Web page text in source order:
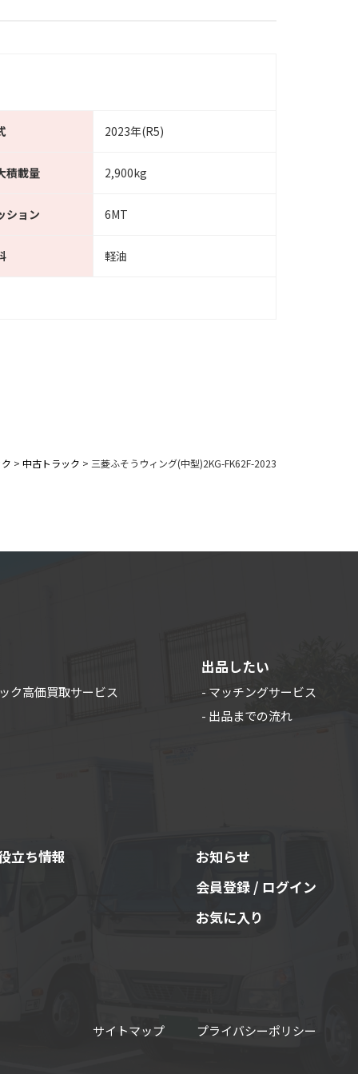
2023年(R5)
積載量 2,900kg
ション 6MT
軽油
> 中古トラック > 三菱ふそうウィング(中型)2KG-FK62F-2023
ク高価買取サービス
出品したい
- マッチングサービス
- 出品までの流れ
立ち情報
お知らせ
会員登録 / ログイン
お気に入り
サイトマップ プライバシーポリシー